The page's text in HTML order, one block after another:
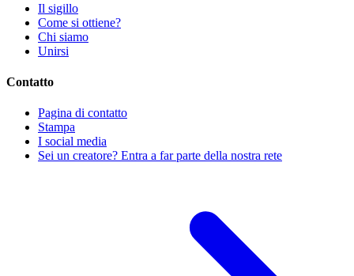
Il sigillo
Come si ottiene?
Chi siamo
Unirsi
Contatto
Pagina di contatto
Stampa
I social media
Sei un creatore? Entra a far parte della nostra rete